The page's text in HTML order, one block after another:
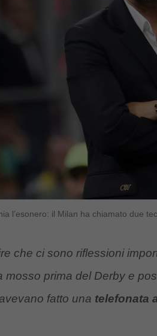
l’esonero: il Milan ha chiamato due
che ci sono riflessioni
mosso prima del Derby e
fatto una telefonata